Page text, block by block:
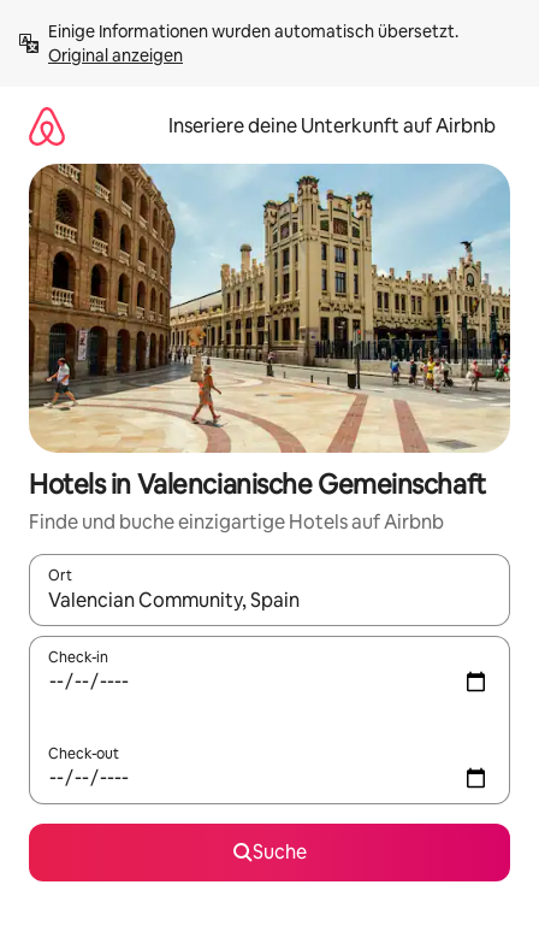
Inhalten
springenOriginal anzeigen
Inseriere deine Unterkunft auf Airbnb
Hotels in Valencianische Gemeinschaft
Finde und buche einzigartige Hotels auf Airbnb
Ort
Wenn Ergebnisse verfügbar sind, navigiere mit den
Check-in
Check-out
Suche